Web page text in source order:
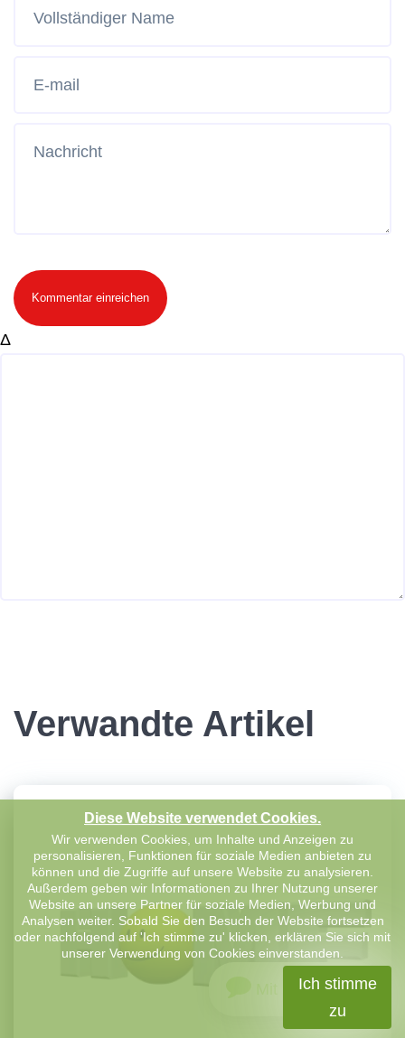
Kommentar einreichen
Δ
Verwandte Artikel
Mit uns chatten
Diese Website verwendet Cookies.
Wir verwenden Cookies, um Inhalte und Anzeigen zu
personalisieren, Funktionen für soziale Medien anbieten zu
können und die Zugriffe auf unsere Website zu analysieren.
Außerdem geben wir Informationen zu Ihrer Nutzung unserer
Website an unsere Partner für soziale Medien, Werbung und
Analysen weiter. Sobald Sie den Besuch der Website fortsetzen
oder nachfolgend auf 'Ich stimme zu' klicken, erklären Sie sich mit
unserer Verwendung von Cookies einverstanden.
Ich stimme
zu